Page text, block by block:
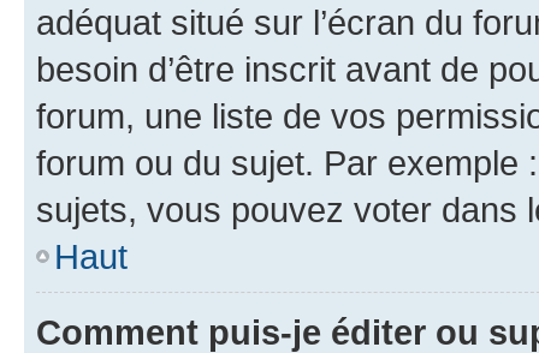
adéquat situé sur l’écran du
besoin d’être inscrit avant de
forum, une liste de vos
forum ou du sujet. Par exemple
sujets, vous pouvez voter dans
Haut
Comment puis-je éditer ou